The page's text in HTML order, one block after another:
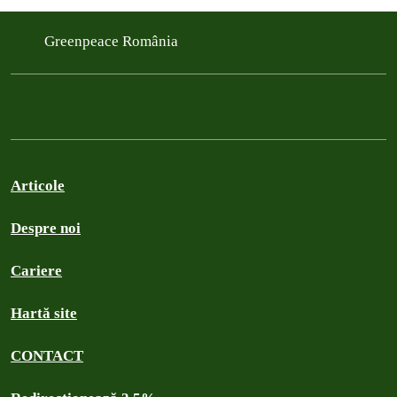
Greenpeace România
Articole
Despre noi
Cariere
Hartă site
CONTACT